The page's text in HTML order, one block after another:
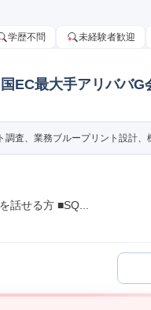
学歴不問 未経験者歓迎
EC最大手アリババG
査、業務ブループリント設計、
話せる方 ■SQ...